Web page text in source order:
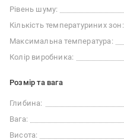
Рівень шуму:
Кількість температуриних зон:
Максимальна температура:
Колір виробника:
Розмір та вага
Глибина:
Вага:
Висота: